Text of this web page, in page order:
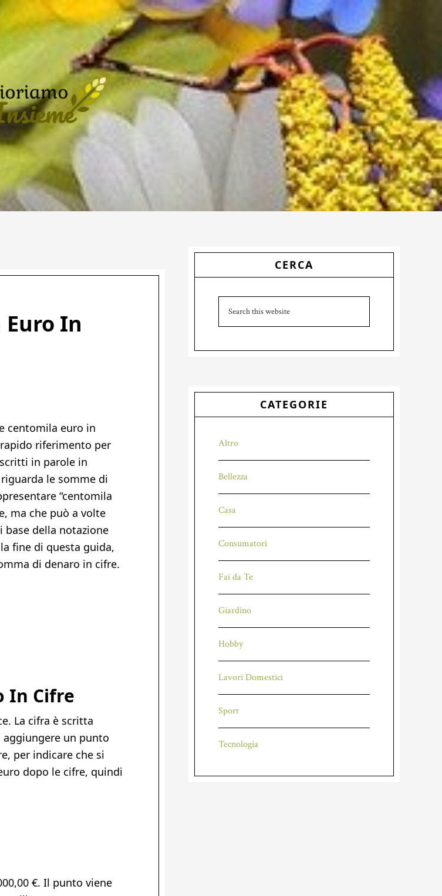
Euro In
centomila euro in
riferimento per
in parole in
le somme di
“centomila
ma che può a volte
base della notazione
fine di questa guida,
di denaro in cifre.
In Cifre
La cifra è scritta
aggiungere un punto
per indicare che si
dopo le cifre, quindi
€. Il punto viene
Primary
Sidebar
CERCA
this
CATEGORIE
Altro
Bellezza
Casa
Consumatori
Fai da Te
Giardino
Hobby
Lavori Domestici
Sport
Tecnologia